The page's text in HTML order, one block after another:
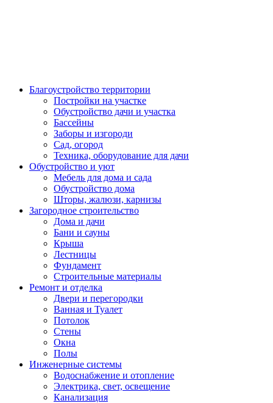
Благоустройство территории
Постройки на участке
Обустройство дачи и участка
Бассейны
Заборы и изгороди
Сад, огород
Техника, оборудование для дачи
Обустройство и уют
Мебель для дома и сада
Обустройство дома
Шторы, жалюзи, карнизы
Загородное строительство
Дома и дачи
Бани и сауны
Крыша
Лестницы
Фундамент
Строительные материалы
Ремонт и отделка
Двери и перегородки
Ванная и Туалет
Потолок
Стены
Окна
Полы
Инженерные системы
Водоснабжение и отопление
Электрика, свет, освещение
Канализация